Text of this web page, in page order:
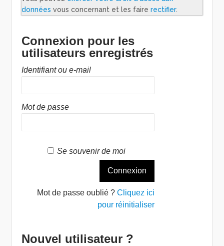
données vous concernant et les fairerectifier.
Connexion pour les
utilisateurs enregistrés
Identifiant ou e-mail
Mot de passe
Se souvenir de moi
Mot de passe oublié ? Cliquez ici
pour réinitialiser
Nouvel utilisateur ?